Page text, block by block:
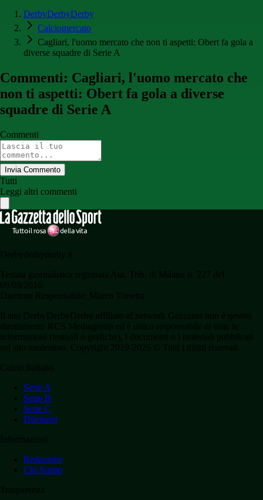
DerbyDerbyDerby
Calciomercato
Cagliari, l'uomo mercato che non ti aspetti: Obert fa gola a
diverse squadre di Serie A
Commenti: Cagliari, l'uomo mercato che
non ti aspetti: Obert fa gola a diverse
squadre di Serie A
Commenti
Invia Commento
Tutti
Leggi altri commenti
Serie A
Serie B
Serie C
Dilettanti
Redazione
Chi Siamo